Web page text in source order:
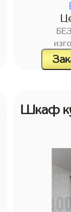
Шкаф